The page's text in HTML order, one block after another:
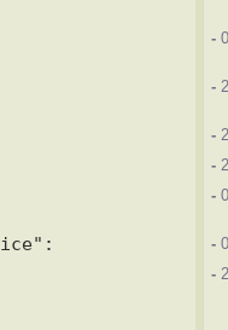
-
-
-
-
-
-
-